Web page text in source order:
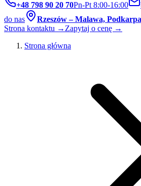
+48 798 90 20 70Pn-Pt 8:00-16:00
do nas
Rzeszów – Malawa,
Strona kontaktu → Zapytaj o cenę →
Strona główna